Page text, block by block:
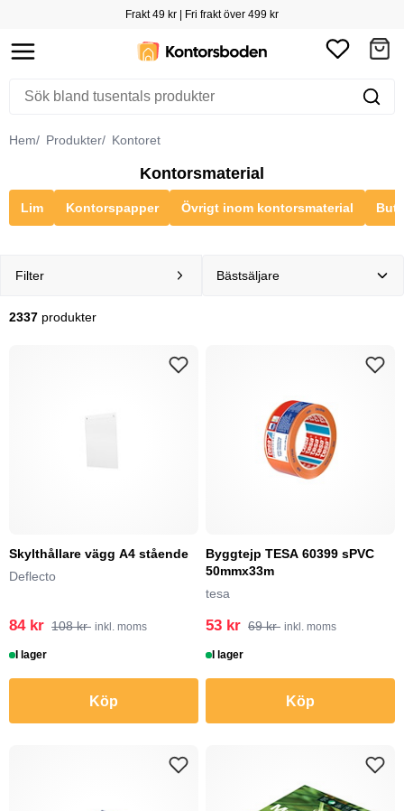
Frakt 49 kr | Fri frakt över 499 kr
Hem Produkter Kontoret
Kontorsmaterial
Lim Kontorspapper Övrigt inom kontorsmaterial
Filter
2337 produkter
Skylthållare vägg A4 stående
Deflecto
84 kr 108 kr inkl. moms
I lager
Köp
Byggtejp TESA 60399 sPVC
50mmx33m
tesa
53 kr 69 kr inkl. moms
I lager
Köp